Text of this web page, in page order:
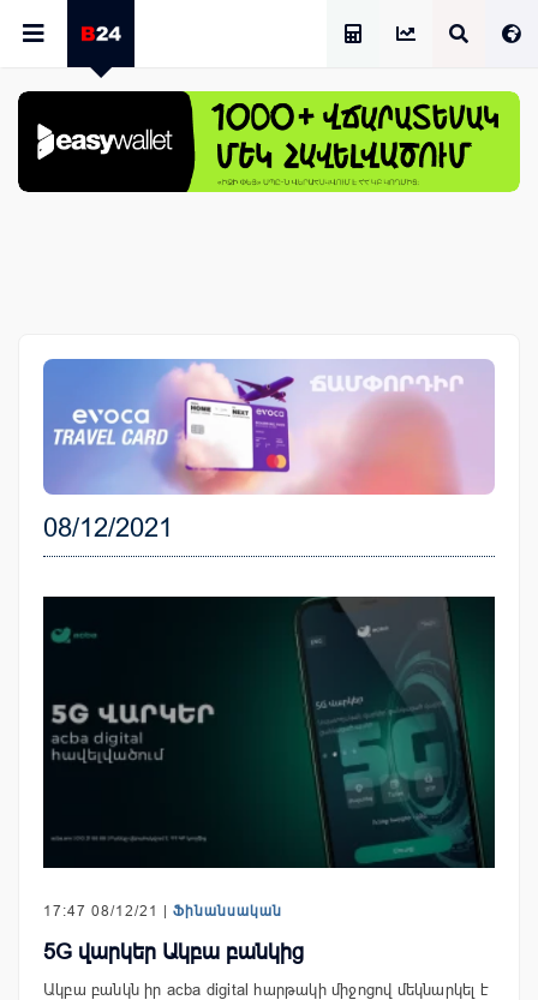
08/12/2021
17:47 08/12/21 | Ֆինանսական
5G վարկեր Ակբա բանկից
Ակբա բանկն իր acba digital հարթակի միջոցով մեկնարկել է